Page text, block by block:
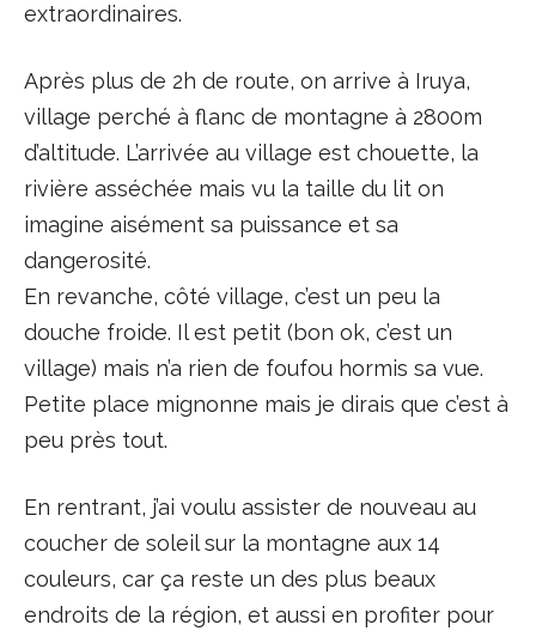
extraordinaires.
Après plus de 2h de route, on arrive à Iruya,
village perché à flanc de montagne à 2800m
d’altitude. L’arrivée au village est chouette, la
rivière asséchée mais vu la taille du lit on
imagine aisément sa puissance et sa
dangerosité.
En revanche, côté village, c’est un peu la
douche froide. Il est petit (bon ok, c’est un
village) mais n’a rien de foufou hormis sa vue.
Petite place mignonne mais je dirais que c’est à
peu près tout.
En rentrant, j’ai voulu assister de nouveau au
coucher de soleil sur la montagne aux 14
couleurs, car ça reste un des plus beaux
endroits de la région, et aussi en profiter pour